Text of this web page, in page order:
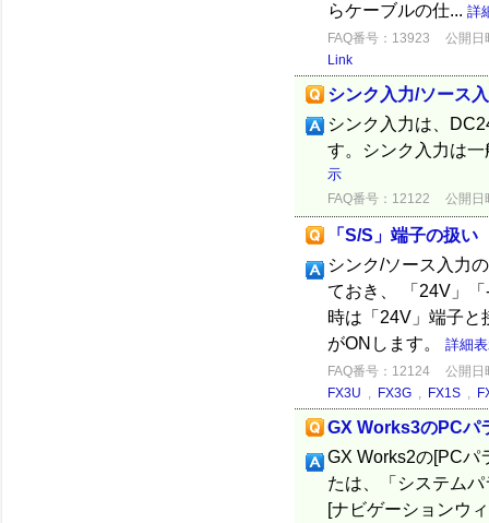
らケーブルの仕... 詳
FAQ番号：13923
公開日
Link
シンク入力/ソース
シンク入力は、
す。シンク入力は
示
FAQ番号：12122 公開日
「S/S」端子の扱い
シンク/ソース入力
ておき、 「24V」
時は「24V」端子と
がONします。 詳細
FAQ番号：12124
公開日
FX3U , FX3G , FX1S ,
GX Works3のPCパ
GX Works2の[PCパ
たは、「システム
[ナビゲーションウ